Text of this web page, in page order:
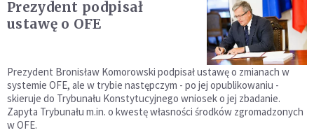
Prezydent podpisał
ustawę o OFE
Prezydent Bronisław Komorowski podpisał ustawę o zmianach w
systemie OFE, ale w trybie następczym - po jej opublikowaniu -
skieruje do Trybunału Konstytucyjnego wniosek o jej zbadanie.
Zapyta Trybunału m.in. o kwestę własności środków zgromadzonych
w OFE.